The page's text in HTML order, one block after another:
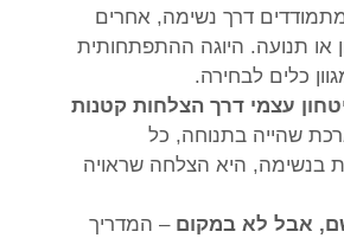
דרך נשימה, אחרים
או תנועה. היוגה ההתפתחותית
כלים לבחירה.
עצמי דרך הצלחות קטנות
שהייה בתנוחה, כל
בנשימה, היא הצלחה שראויה
אבל לא במקום – המדריך